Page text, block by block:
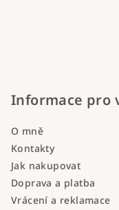
Informace pro
O mně
Kontakty
Jak nakupovat
Doprava a platba
Vrácení a reklamace